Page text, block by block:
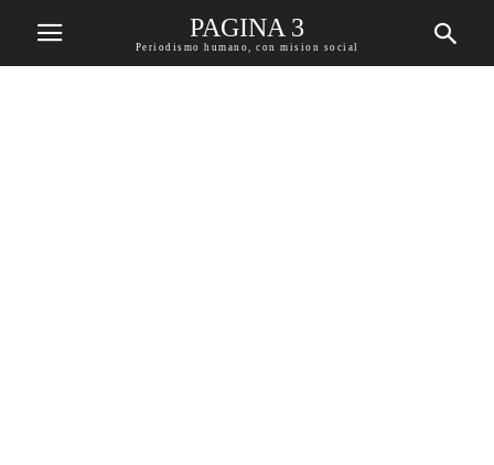
PAGINA 3
Periodismo humano, con mision social